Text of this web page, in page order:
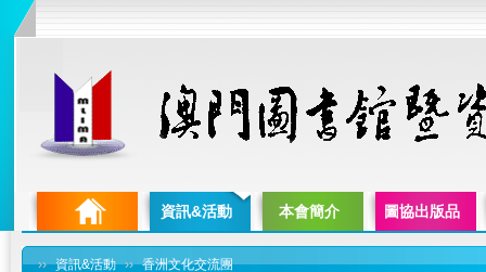
資訊&活動 本會簡介 圖協出版品
›› 資訊&活動 ›› 香洲文化交流團